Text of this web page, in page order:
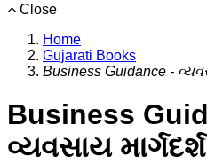
Close
Home
Gujarati Books
Business Guidance -
Business
વ્યવસાય